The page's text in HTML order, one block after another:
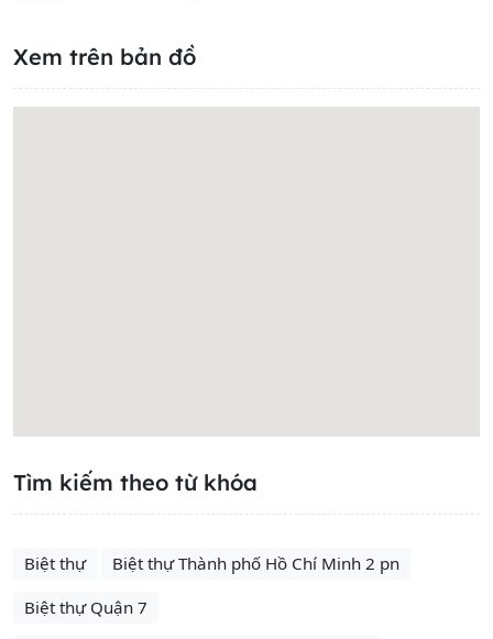
Xem trên bản đồ
Tìm kiếm theo từ khóa
Biệt thự
Biệt thự Thành phố Hồ Chí Minh 2 pn
Biệt thự Quận 7